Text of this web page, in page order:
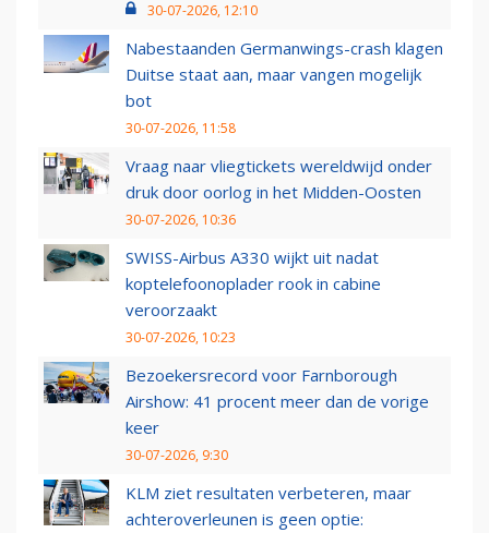
30-07-2026, 12:10
Nabestaanden Germanwings-crash klagen
Duitse staat aan, maar vangen mogelijk
bot
30-07-2026, 11:58
Vraag naar vliegtickets wereldwijd onder
druk door oorlog in het Midden-Oosten
30-07-2026, 10:36
SWISS-Airbus A330 wijkt uit nadat
koptelefoonoplader rook in cabine
veroorzaakt
30-07-2026, 10:23
Bezoekersrecord voor Farnborough
Airshow: 41 procent meer dan de vorige
keer
30-07-2026, 9:30
KLM ziet resultaten verbeteren, maar
achteroverleunen is geen optie: